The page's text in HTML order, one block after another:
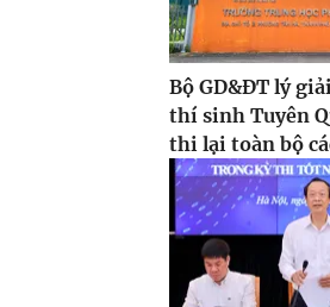
Bộ GD&ĐT lý
thí sinh Tuyên
thi lại toàn bộ